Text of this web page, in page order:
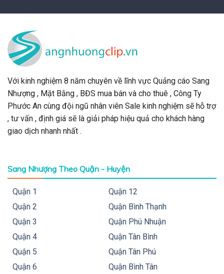
Với kinh nghiệm 8 năm chuyên về lĩnh vực Quảng cáo Sang
Nhượng , Mặt Bằng , BĐS mua bán và cho thuê , Công Ty
Phước An cùng đội ngũ nhân viên Sale kinh nghiệm sẽ hỗ trợ
, tư vấn , định giá sẽ là giải pháp hiệu quả cho khách hàng
giao dịch nhanh nhất .
Sang Nhượng Theo Quận - Huyện
Quận 1
Quận 2
Quận 3
Quận 4
Quận 5
Quận 6
Quận 12
Quận Bình Thạnh
Quận Phú Nhuận
Quận Tân Bình
Quận Tân Phú
Quận Bình Tân